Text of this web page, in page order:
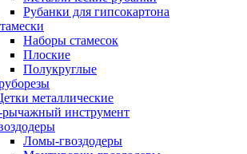
Рубанки для гипсокартона
Наборы стамесок
Плоские
Полукруглые
металлические
рычажный инструмент
Ломы-гвоздодеры